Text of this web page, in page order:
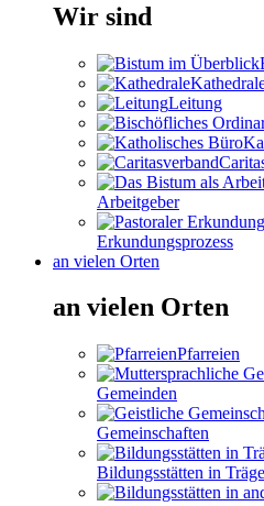
Wir sind
Leitung
Arbeitgeber
Erkundungsprozess
an vielen Orten
an vielen Orten
Pfarreien
Gemeinden
Gemeinschaften
Bildungsstätten in